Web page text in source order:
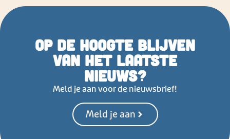
Op de hoogte blijven
van het laatste
nieuws?
Meld je aan voor de nieuwsbrief!
Meld je aan